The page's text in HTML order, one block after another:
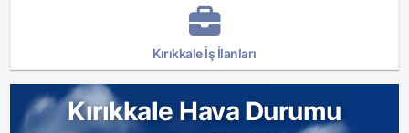
Kırıkkale İş İlanları
Kırıkkale Hava Durumu